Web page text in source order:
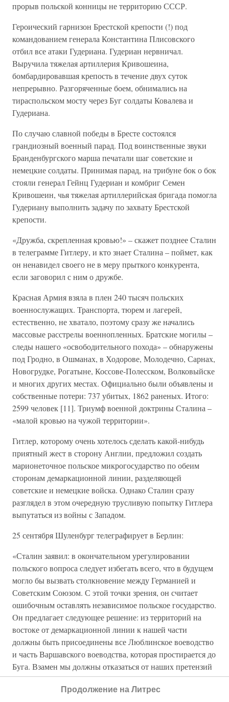
прорыв польской конницы не территорию СССР.
Героический гарнизон Брестской крепости (!) под
командованием генерала Константина Плисовского
отбил все атаки Гудериана. Гудериан нервничал.
Выручила тяжелая артиллерия Кривошеина,
бомбардировавшая крепость в течение двух суток
непрерывно. Разгоряченные боем, обнимались на
тираспольском мосту через Буг солдаты Ковалева и
Гудериана.
По случаю славной победы в Бресте состоялся
грандиозный военный парад. Под воинственные звуки
Бранденбургского марша печатали шаг советские и
немецкие солдаты. Принимая парад, на трибуне бок о бок
стояли генерал Гейнц Гудериан и комбриг Семен
Кривошеин, чья тяжелая артиллерийская бригада помогла
Гудериану выполнить задачу по захвату Брестской
крепости.
«Дружба, скрепленная кровью!» – скажет позднее Сталин
в телеграмме Гитлеру, и кто знает Сталина – поймет, как
он ненавидел своего не в меру прыткого конкурента,
если заговорил с ним о дружбе.
Красная Армия взяла в плен 240 тысяч польских
военнослужащих. Транспорта, тюрем и лагерей,
естественно, не хватало, поэтому сразу же начались
массовые расстрелы военнопленных. Братские могилы –
следы нашего «освободительного похода» – обнаружены
под Гродно, в Ошманах, в Ходорове, Молодечно, Сарнах,
Новогрудке, Рогатыне, Коссове-Полесском, Волковыйске
и многих других местах. Официально были объявлены и
собственные потери: 737 убитых, 1862 раненых. Итого:
2599 человек [11]. Триумф военной доктрины Сталина –
«малой кровью на чужой территории».
Гитлер, которому очень хотелось сделать какой-нибудь
приятный жест в сторону Англии, предложил создать
марионеточное польское микрогосударство по обеим
сторонам демаркационной линии, разделяющей
советские и немецкие войска. Однако Сталин сразу
разглядел в этом очередную трусливую попытку Гитлера
выпутаться из войны с Западом.
25 сентября Шуленбург телеграфирует в Берлин:
«Сталин заявил: в окончательном урегулировании
польского вопроса следует избегать всего, что в будущем
могло бы вызвать столкновение между Германией и
Советским Союзом. С этой точки зрения, он считает
ошибочным оставлять независимое польское государство.
Он предлагает следующее решение: из территорий на
востоке от демаркационной линии к нашей части
должны быть присоединены все Люблинское воеводство
и часть Варшавского воеводства, которая простирается до
Буга. Взамен мы должны отказаться от наших претензий
на Литву…»
Продолжение на Литрес